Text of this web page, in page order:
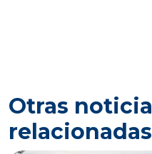
Otras
relacionadas